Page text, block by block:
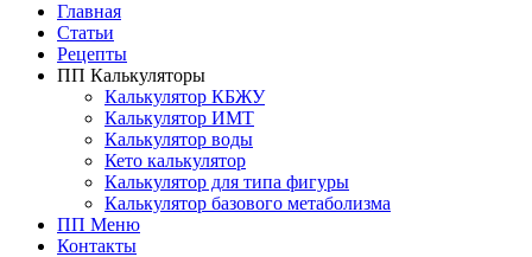
Главная
Статьи
Рецепты
ПП Калькуляторы
Калькулятор КБЖУ
Калькулятор ИМТ
Калькулятор воды
Кето калькулятор
Калькулятор для типа фигуры
Калькулятор базового метаболизма
ПП Меню
Контакты